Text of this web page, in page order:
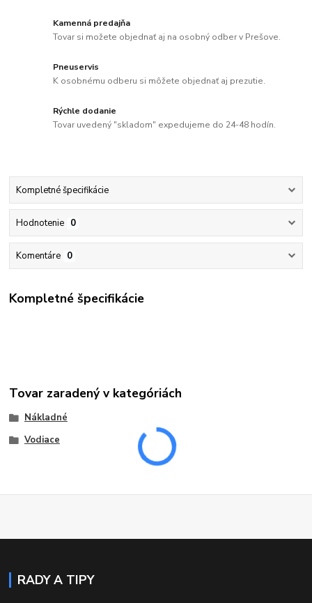
Kamenná predajňa
Tovar si možete objednať aj na osobný odber v Prešove.
Pneuservis
K osobnému odberu si môžete objednať aj prezutie.
Rýchle dodanie
Tovar uvedený "skladom" expedujeme do 24-48 hodín.
Kompletné špecifikácie
Hodnotenie 0
Komentáre 0
Kompletné špecifikácie
Tovar zaradený v kategóriách
Nákladné
Vodiace
RADY A TIPY